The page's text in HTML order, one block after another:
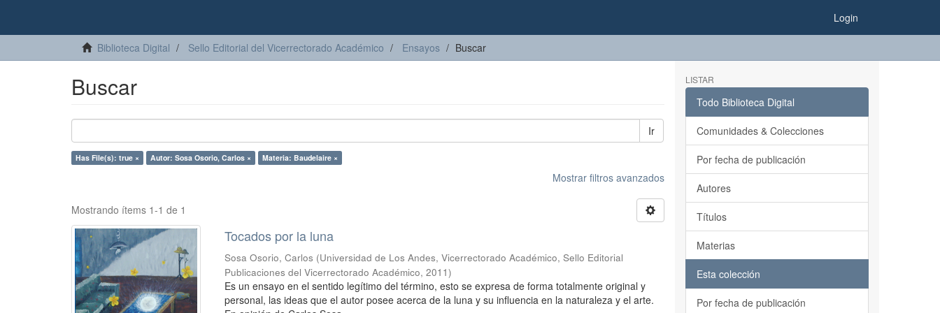
Login
Biblioteca Digital Sello Editorial del Vicerrectorado Académico Ensayos Buscar
Buscar
Ir
Has File(s): true × Autor: Sosa Osorio, Carlos × Materia: Baudelaire ×
Mostrar filtros avanzados
Mostrando ítems 1-1 de 1
Tocados por la luna
Sosa Osorio, Carlos (Universidad de Los Andes, Vicerrectorado Académico, Sello Editorial
Publicaciones del Vicerrectorado Académico,2011)
Es un ensayo en el sentido legítimo del término, esto se expresa de forma totalmente original y
personal, las ideas que el autor posee acerca de la luna y su influencia en la naturaleza y el arte.
LISTAR
Todo Biblioteca Digital
Comunidades & Colecciones
Por fecha de publicación
Autores
Títulos
Materias
Esta colección
Por fecha de publicación